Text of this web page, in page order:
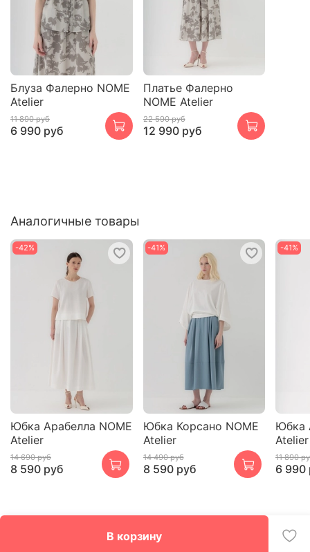
В корзину
Блуза Фалерно NOME
Atelier
11 890 руб
6 990 руб
Платье Фалерно
NOME Atelier
22 590 руб
12 990 руб
Аналогичные товары
-42%
Юбка Арабелла NOME
Atelier
14 690 руб
8 590 руб
-41%
Юбка Корсано NOME
Atelier
14 490 руб
8 590 руб
-41%
Юбка
Atelier
11 890
6 990